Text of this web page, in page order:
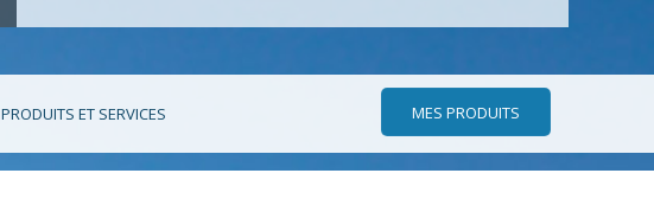
PRODUITS ET SERVICES MES PRODUITS